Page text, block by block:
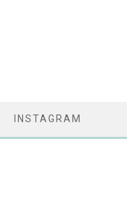
INSTAGRAM